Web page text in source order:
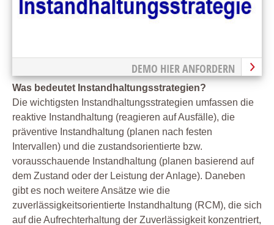
DEMO HIER ANFORDERN
Was bedeutet Instandhaltungsstrategien?
Die wichtigsten Instandhaltungsstrategien umfassen die
reaktive Instandhaltung (reagieren auf Ausfälle), die
präventive Instandhaltung (planen nach festen
Intervallen) und die zustandsorientierte bzw.
vorausschauende Instandhaltung (planen basierend auf
dem Zustand oder der Leistung der Anlage). Daneben
gibt es noch weitere Ansätze wie die
zuverlässigkeitsorientierte Instandhaltung (RCM), die sich
auf die Aufrechterhaltung der Zuverlässigkeit konzentriert,